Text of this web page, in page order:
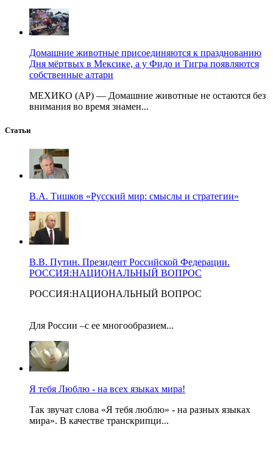
Домашние животные присоединяются к празднованию
Дня мёртвых в Мексике, а у Фидо и Тигра появляются
собственные алтари
МЕХИКО (AP) — Домашние животные не остаются без
внимания во время знамен...
Статьи
В.А. Тишков «Русский мир: смыслы и стратегии»
В.В. Путин. Президент Российской Федерации.
РОССИЯ:НАЦИОНАЛЬНЫЙ ВОПРОС
РОССИЯ:НАЦИОНАЛЬНЫЙ ВОПРОС
Для России –с ее многообразием...
Я тебя Люблю - на всех языках мира!
Так звучат слова «Я тебя люблю» - на разных языках
мира». В качестве транскрипци...